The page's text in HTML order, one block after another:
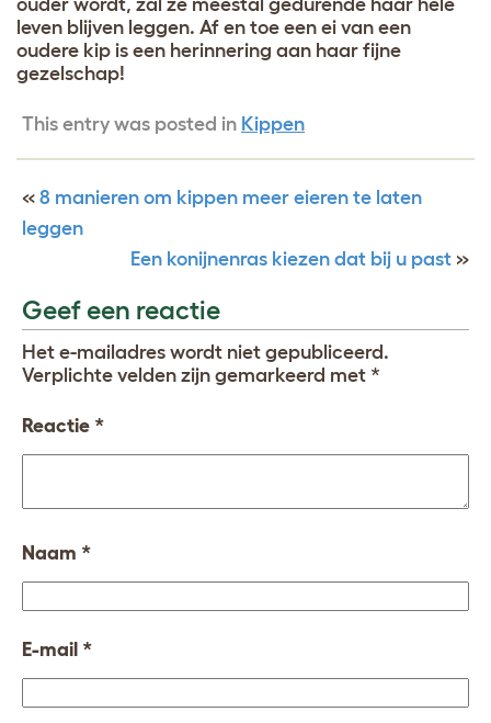
leven blijven leggen. Af en toe een ei van een
oudere kip is een herinnering aan haar fijne
gezelschap!
This entry was posted in Kippen
« 8 manieren om kippen meer eieren te laten
leggen
Een konijnenras kiezen dat bij u past »
Geef een reactie
Het e-mailadres wordt niet gepubliceerd.
Verplichte velden zijn gemarkeerd met *
Reactie *
Naam *
E-mail *